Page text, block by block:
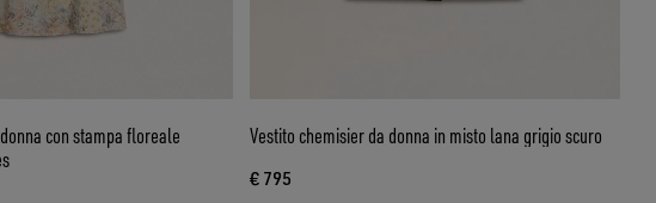
con stampa floreale
Vestito chemisier da donna in misto lana grigio scuro
€ 795